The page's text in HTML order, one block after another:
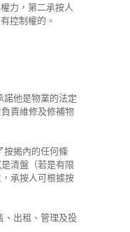
力，第二承按人
控制權的。
諾他是物業的法定
責維修及修補物
按揭內的任何條
清盤（若是有限
承按人可根據按
、出租、管理及投